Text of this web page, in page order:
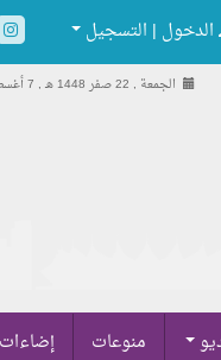
الدخول | التسجيل
الجمعة , 22 صفر 1448 هـ , 7 أغسطس 2026 م |
منوعات إضاءات